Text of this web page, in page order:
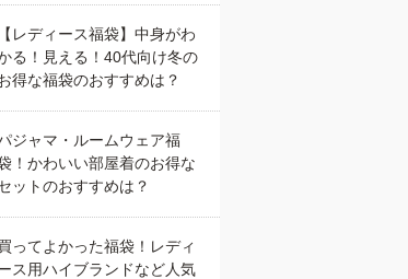
【レディース福袋】中身がわ
る！見える！40代向け冬の
得な福袋のおすすめは？
ジャマ・ルームウェア福
！かわいい部屋着のお得な
ットのおすすめは？
ってよかった福袋！レディ
ス用ハイブランドなど人気